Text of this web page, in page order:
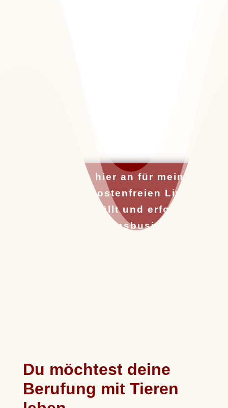
Melde dich hier an für meinen
nächsten kostenfreien Live-
Workshop "Erfüllt und erfolgreich
in deinem Herzensbusiness mit
Du möchtest deine
Berufung mit Tieren